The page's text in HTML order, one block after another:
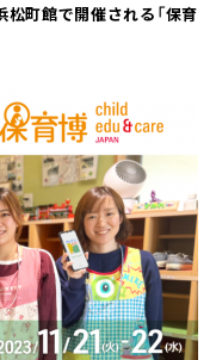
町館で開催される「保育